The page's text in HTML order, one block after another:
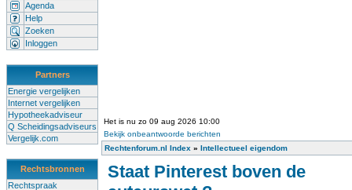
Agenda
Help
Zoeken
Inloggen
Partners
Energie vergelijken
Internet vergelijken
Hypotheekadviseur
Q Scheidingsadviseurs
Vergelijk.com
Rechtsbronnen
Rechtspraak
Het is nu zo 09 aug 2026 10:00
Bekijk onbeantwoorde berichten
Rechtenforum.nl Index » Intellectueel eigendom
Staat Pinterest boven de